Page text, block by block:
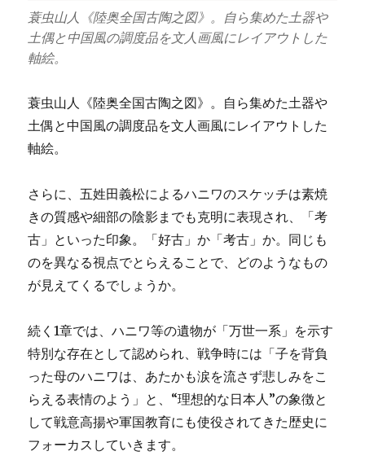
蓑虫山人《陸奥全国古陶之図》。自ら集めた土器や
土偶と中国風の調度品を文人画風にレイアウトした
軸絵。
蓑虫山人《陸奥全国古陶之図》。自ら集めた土器や
土偶と中国風の調度品を文人画風にレイアウトした
軸絵。
さらに、五姓田義松によるハニワのスケッチは素焼
きの質感や細部の陰影までも克明に表現され、「考
古」といった印象。「好古」か「考古」か。同じも
のを異なる視点でとらえることで、どのようなもの
が見えてくるでしょうか。
続く1章では、ハニワ等の遺物が「万世一系」を示す
特別な存在として認められ、戦争時には「子を背負
った母のハニワは、あたかも涙を流さず悲しみをこ
らえる表情のよう」と、“理想的な日本人”の象徴と
して戦意高揚や軍国教育にも使役されてきた歴史に
フォーカスしていきます。